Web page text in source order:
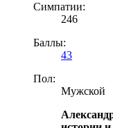
Симпатии:
246
Баллы:
43
Пол:
Мужской